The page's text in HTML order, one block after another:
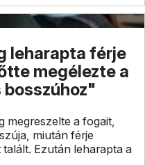
leharapta férje
megélezte a
megreszelte a fogait,
miután férje
Ezután leharapta a